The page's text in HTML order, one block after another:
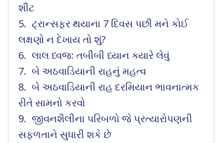
શીટ
ટ્રાન્સફર થયાના 7 દિવસ પછી મને કોઈ
લક્ષણો ન દેખાય તો શું?
લાલ ધ્વજ: તબીબી ધ્યાન ક્યારે લેવું
બે અઠવાડિયાની રાહનું મહત્વ
બે અઠવાડિયાની રાહ દરમિયાન ભાવનાત્મક
રીતે સામનો કરવો
જીવનશૈલીના પરિબળો જે પ્રત્યારોપણની
સફળતાને સુધારી શકે છે